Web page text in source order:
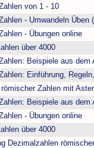
von 1 - 10
- Umwandeln Üben
- Übungen online
über 4000
Beispiele aus dem
Einführung,
römischer Zahlen mit
Beispiele aus dem
- Übungen online
über 4000
Dezimalzahlen